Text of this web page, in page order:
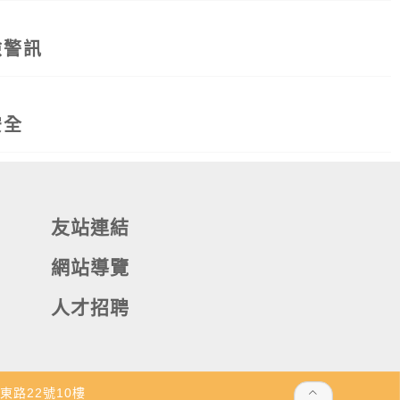
訊
友站連結
網站導覽
人才招聘
路22號10樓